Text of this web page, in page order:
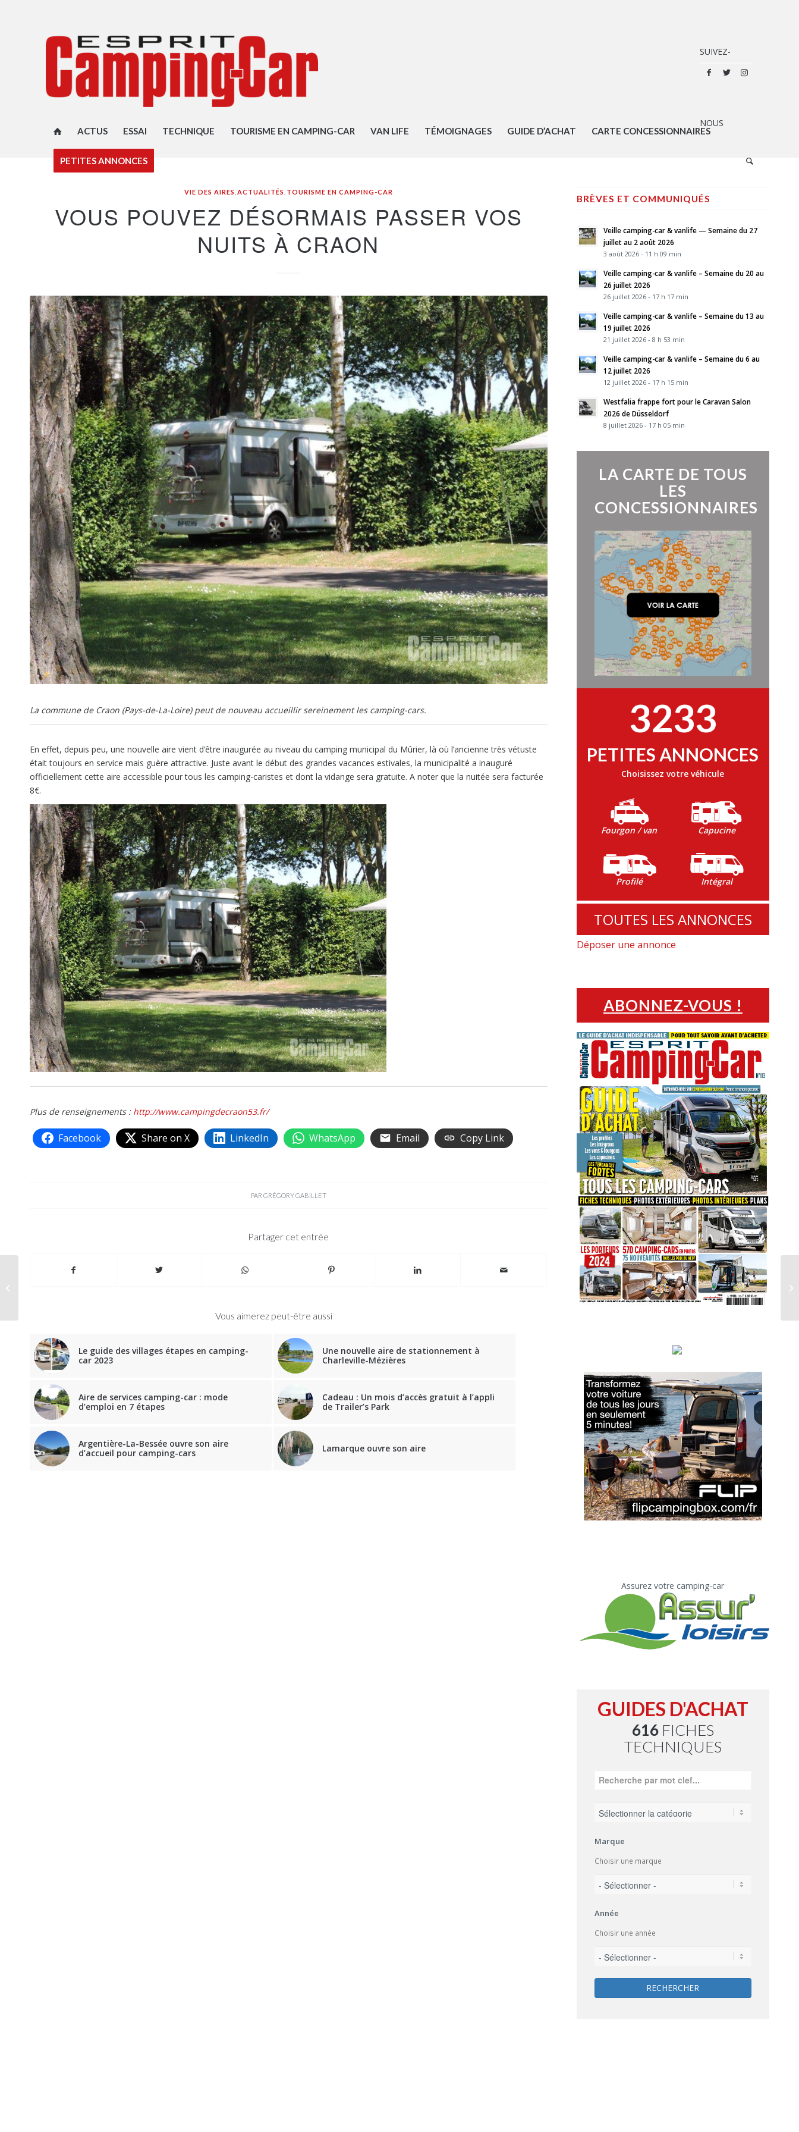
ACTUS ESSAI TECHNIQUE TOURISME EN CAMPING-CAR VAN LIFE TÉMOIGNAGES GUIDE D’ACHAT CARTE CONCESSIONNAIRES
PETITES ANNONCES
VIE DES AIRES ACTUALITÉS TOURISME EN CAMPING-CAR
VOUS POUVEZ DÉSORMAIS PASSER VOS
NUITS À CRAON
La commune de Craon (Pays-de-La-Loire) peut de nouveau accueillir sereinement les camping-cars.
En effet, depuis peu, une nouvelle aire vient d’être inaugurée au niveau du camping municipal du Mûrier, là où l’ancienne très vétuste
était toujours en service mais guère attractive. Juste avant le début des grandes vacances estivales, la municipalité a inauguré
officiellement cette aire accessible pour tous les camping-caristes et dont la vidange sera gratuite. A noter que la nuitée sera facturée
8€.
Plus de renseignements : http://www.campingdecraon53.fr/
Facebook Share on X LinkedIn WhatsApp Email Copy Link
PAR GRÉGORY GABILLET
Partager cet entrée
Vous aimerez peut-être aussi
Le guide des villages étapes en camping-
car 2023
Une nouvelle aire de stationnement à
Charleville-Mézières
Aire de services camping-car : mode
d’emploi en 7 étapes
Cadeau : Un mois d’accès gratuit à l’appli
de Trailer’s Park
Argentière-La-Bessée ouvre son aire
d’accueil pour camping-cars
Lamarque ouvre son aire
BRÈVES ET COMMUNIQUÉS
Veille camping-car & vanlife — Semaine du 27
juillet au 2 août 2026
3 août 2026 - 11 h 09 min
Veille camping-car & vanlife – Semaine du 20 au
26 juillet 2026
26 juillet 2026 - 17 h 17 min
Veille camping-car & vanlife – Semaine du 13 au
19 juillet 2026
21 juillet 2026 - 8 h 53 min
Veille camping-car & vanlife – Semaine du 6 au
12 juillet 2026
12 juillet 2026 - 17 h 15 min
Westfalia frappe fort pour le Caravan Salon
2026 de Düsseldorf
8 juillet 2026 - 17 h 05 min
LA CARTE DE TOUS
LES
CONCESSIONNAIRES
3233
PETITES ANNONCES
Choisissez votre véhicule
Fourgon / van Capucine
Profilé Intégral
TOUTES LES ANNONCES
Déposer une annonce
ABONNEZ-VOUS !
Assurez votre camping-car
GUIDES D'ACHAT
616FICHES
TECHNIQUES
Marque
Choisir une marque
Année
Choisir une année
RECHERCHER